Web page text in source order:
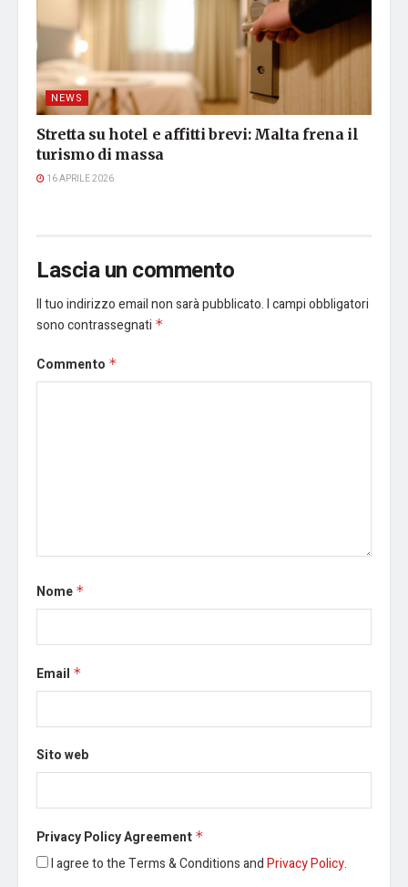
NEWS
Stretta su hotel e affitti brevi: Malta frena il
turismo di massa
16 APRILE 2026
Lascia un commento
Il tuo indirizzo email non sarà pubblicato.I campi obbligatori
sono contrassegnati *
Commento *
Nome *
Email *
Sito web
Privacy Policy Agreement *
I agree to the Terms & Conditions andPrivacy Policy.